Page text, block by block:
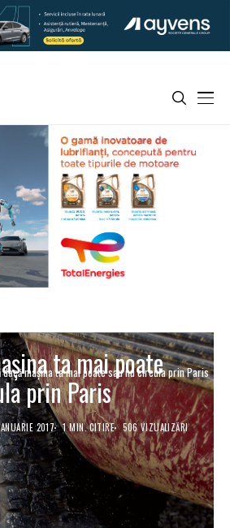
dacă mașina ta mai poate sau nu circula prin Paris
ta mai poate
prin Paris
2017 1 MIN. CITIRE 506 VIZUALIZĂRI